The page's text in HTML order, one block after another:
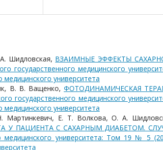
Шидловская, ВЗАИМНЫЕ ЭФФЕКТЫ
государственного медицинского
университета
В. В. Ващенко, ФОТОДИНАМИЧЕСКАЯ
государственного медицинского
университета
Е. Т. Волкова, О. А.
У ПАЦИЕНТА С САХАРНЫМ ДИАБЕТОМ.
медицинского университета: Том 19 № 5